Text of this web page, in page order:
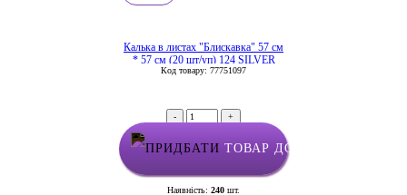
Калька в листах "Блискавка" 57 см
* 57 см (20 шт/уп) 124 SILVER
Код товару: 77751097
- +
ТОВАР ДОДАНО У КОШИК
Наявність: 240 шт.